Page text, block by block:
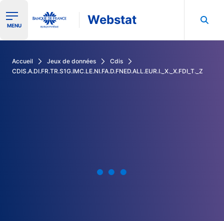
Ouvrir le menu de navigation
MENU Webstat
Accueil Jeux de données
Cdis
CDIS.A.DI.FR.TR.S1G.IMC.LE.NI.FA.D.FNED.ALL.EUR.I._X._X.FDI_T._Z